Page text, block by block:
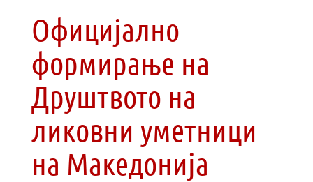
Официјално
формирање на
Друштвото на
ликовни уметници
на Македонија